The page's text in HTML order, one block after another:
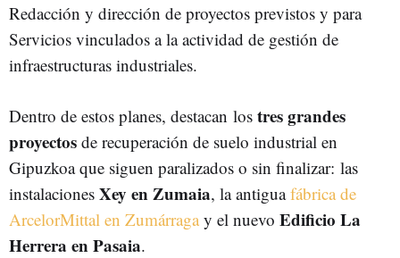
Redacción y dirección de proyectos previstos y para
Servicios vinculados a la actividad de gestión de
infraestructuras industriales.
Dentro de estos planes, destacan los tres grandes
proyectos de recuperación de suelo industrial en
Gipuzkoa que siguen paralizados o sin finalizar: las
instalaciones Xey en Zumaia, la antiguafábrica de
ArcelorMittal en Zumárragay el nuevo Edificio La
Herrera en Pasaia.